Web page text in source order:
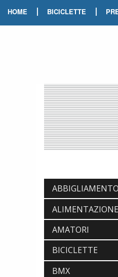
HOME | BICICLETTE |
ABBIGLIAMENTO
ALIMENTAZIONE
AMATORI
BICICLETTE
BMX